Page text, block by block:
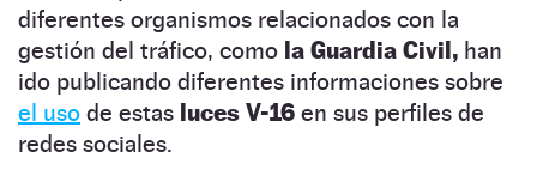
diferentes organismos relacionados con la
gestión del tráfico, como la Guardia Civil, han
ido publicando diferentes informaciones sobre
el uso de estas luces V-16 en sus perfiles de
redes sociales.